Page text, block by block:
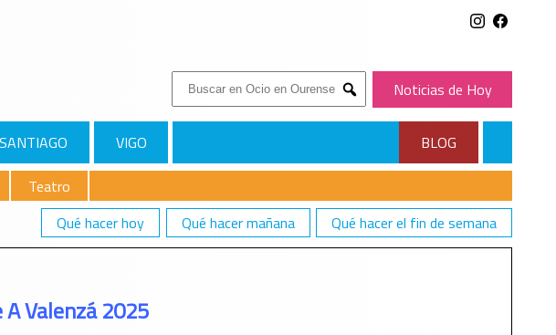
Buscar:
Submit
Noticias de Hoy
SANTIAGO VIGO
BLOG
Teatro
Qué hacer hoy
Qué hacer mañana Qué hacer el fin de semana
Valenzá 2025